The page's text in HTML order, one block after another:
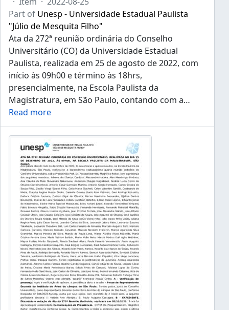
Part of Unesp - Universidade Estadual Paulista
"Júlio de Mesquita Filho"
Ata da 272ª reunião ordinária do Conselho
Universitário (CO) da Universidade Estadual
Paulista, realizada em 25 de agosto de 2022, com
início às 09h00 e término às 18hrs,
presencialmente, na Escola Paulista da
Magistratura, em São Paulo, contando com a…
Read more